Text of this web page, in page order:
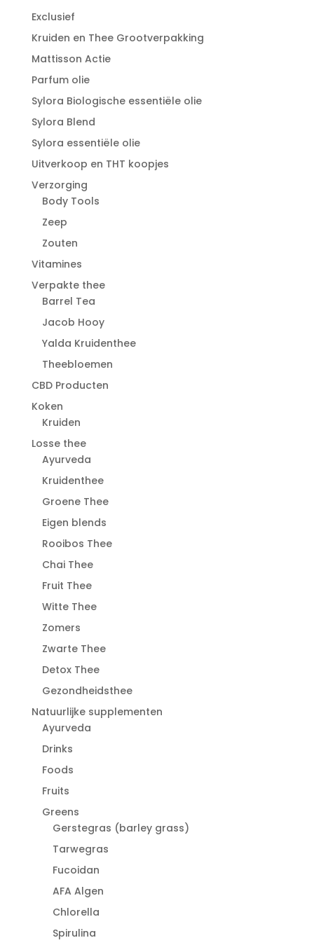
Exclusief
Kruiden en Thee Grootverpakking
Mattisson Actie
Parfum olie
Sylora Biologische essentiële olie
Sylora Blend
Sylora essentiële olie
Uitverkoop en THT koopjes
Verzorging
Body Tools
Zeep
Zouten
Vitamines
Verpakte thee
Barrel Tea
Jacob Hooy
Yalda Kruidenthee
Theebloemen
CBD Producten
Koken
Kruiden
Losse thee
Ayurveda
Kruidenthee
Groene Thee
Eigen blends
Rooibos Thee
Chai Thee
Fruit Thee
Witte Thee
Zomers
Zwarte Thee
Detox Thee
Gezondheidsthee
Natuurlijke supplementen
Ayurveda
Drinks
Foods
Fruits
Greens
Gerstegras (barley grass)
Tarwegras
Fucoidan
AFA Algen
Chlorella
Spirulina